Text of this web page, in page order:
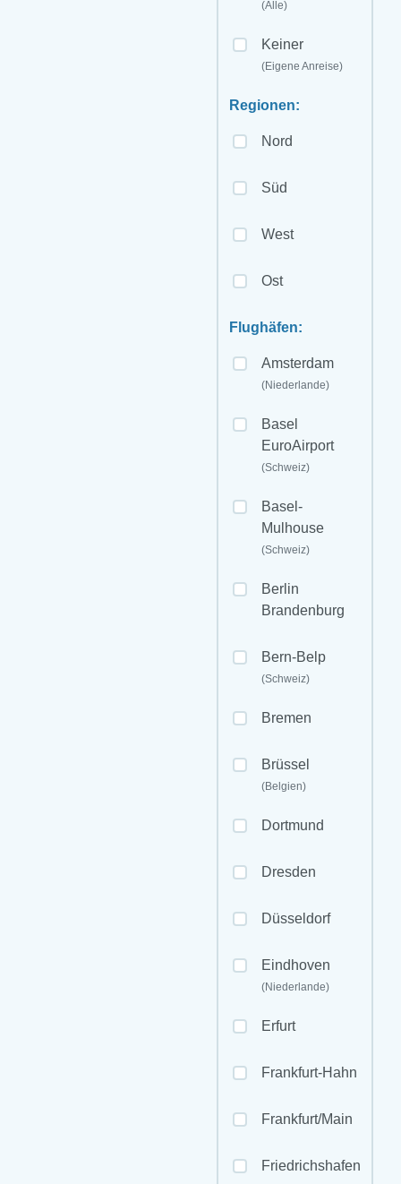
(Alle)
Keiner
(Eigene Anreise)
Regionen:
Nord
Süd
West
Ost
Flughäfen:
Amsterdam
(Niederlande)
Basel
EuroAirport
(Schweiz)
Basel-
Mulhouse
(Schweiz)
Berlin
Brandenburg
Bern-Belp
(Schweiz)
Bremen
Brüssel
(Belgien)
Dortmund
Dresden
Düsseldorf
Eindhoven
(Niederlande)
Erfurt
Frankfurt-Hahn
Frankfurt/Main
Friedrichshafen